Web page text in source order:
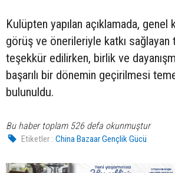
Kulüpten yapılan açıklamada, genel
görüş ve önerileriyle katkı sağlayan
teşekkür edilirken, birlik ve
başarılı bir dönemin geçirilmesi
bulunuldu.
Bu haber toplam 526 defa okunmuştur
Etiketler : China Bazaar Gençlik Gücü